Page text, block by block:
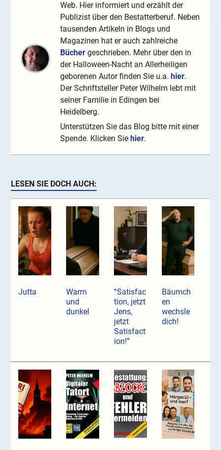
Web. Hier informiert und erzählt der
Publizist über den Bestatterberuf. Neben
tausenden Artikeln in Blogs und
Magazinen hat er auch zahlreiche
Bücher geschrieben. Mehr über den in
der Halloween-Nacht an Allerheiligen
geborenen Autor finden Sie u.a.hier.
Der Schriftsteller Peter Wilhelm lebt mit
seiner Familie in Edingen bei
Heidelberg.
Unterstützen Sie das Blog bitte mit einer
Spende. Klicken Siehier.
LESEN SIE DOCH AUCH:
Jutta
Warm
und
dunkel
“Satisfac
tion, jetzt
Jens,
jetzt
Satisfact
ion!”
Bäumch
en
wechsle
dich!